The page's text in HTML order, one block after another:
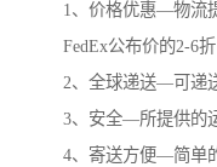
1、价格优惠—物流
FedEx公布价的2-6折
2、全球递送—可递
3、安全—所提供的
4、寄送方便—简单